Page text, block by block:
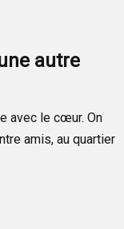
autre
avec le cœur. On
amis, au quartier